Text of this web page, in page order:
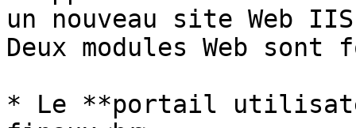
un nouveau site Web
Deux modules Web
* Le **portail